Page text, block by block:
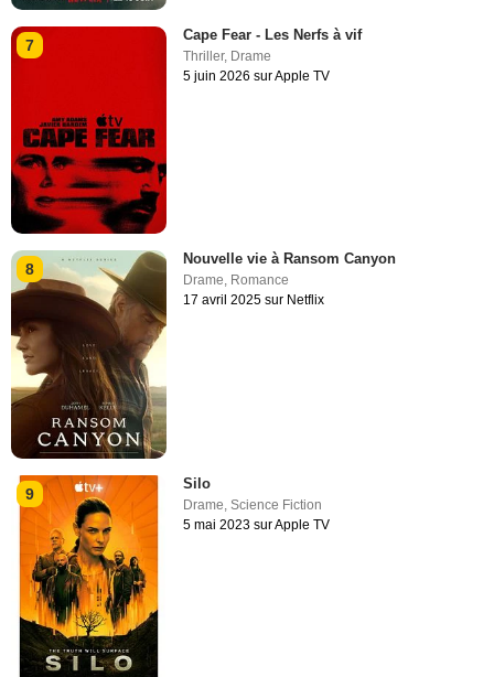
7
Cape Fear - Les Nerfs à vif
Thriller, Drame
5 juin 2026 sur Apple TV
8
Nouvelle vie à Ransom Canyon
Drame, Romance
17 avril 2025 sur Netflix
9
Silo
Drame ,Science Fiction
5 mai 2023 sur Apple TV